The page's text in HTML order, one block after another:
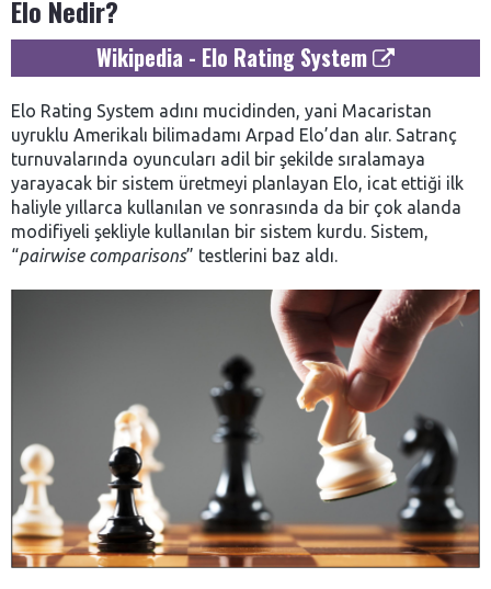
Elo Nedir?
Wikipedia - Elo Rating System
Elo Rating System adını mucidinden, yani Macaristan
uyruklu Amerikalı bilimadamı Arpad Elo’dan alır. Satranç
turnuvalarında oyuncuları adil bir şekilde sıralamaya
yarayacak bir sistem üretmeyi planlayan Elo, icat ettiği ilk
haliyle yıllarca kullanılan ve sonrasında da bir çok alanda
modifiyeli şekliyle kullanılan bir sistem kurdu. Sistem,
“pairwise comparisons” testlerini baz aldı.